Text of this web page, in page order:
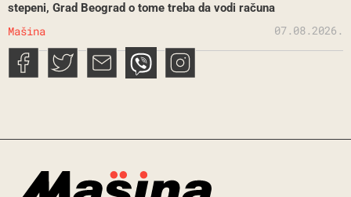
stepeni, Grad Beograd o tome treba da vodi računa
Mašina 07.08.2026.